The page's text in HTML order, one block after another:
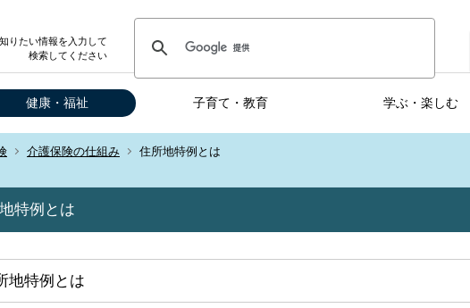
りたい情報を入力して
検索してください
健康・福祉 子育て・教育 学ぶ・楽しむ
介護保険の仕組み 住所地特例とは
特例とは
地特例とは